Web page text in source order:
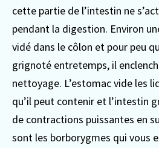
cette partie de l’intestin ne
pendant la digestion. Environ
vidé dans le côlon et pour peu
grignoté entretemps, il
nettoyage. L’estomac vide les
qu’il peut contenir et l’intestin
de contractions puissantes en
sont les borborygmes qui vous